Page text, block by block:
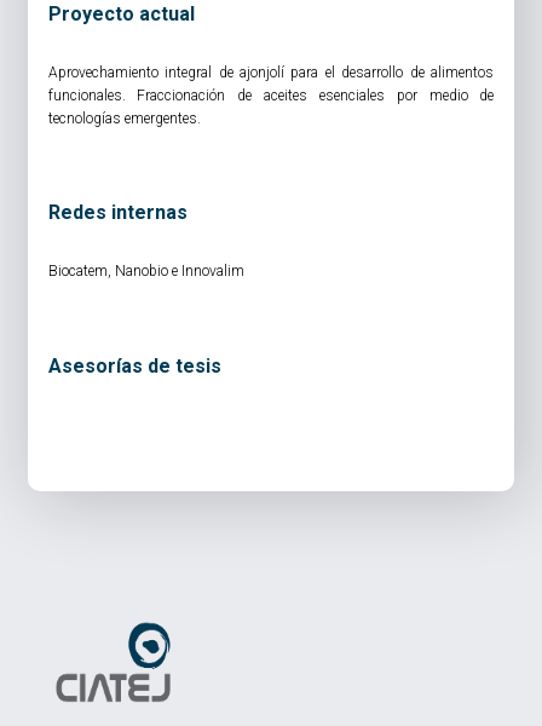
Proyecto actual
Aprovechamiento integral de ajonjolí para el desarrollo de alimentos
funcionales. Fraccionación de aceites esenciales por medio de
tecnologías emergentes.
Redes internas
Biocatem, Nanobio e Innovalim
Asesorías de tesis